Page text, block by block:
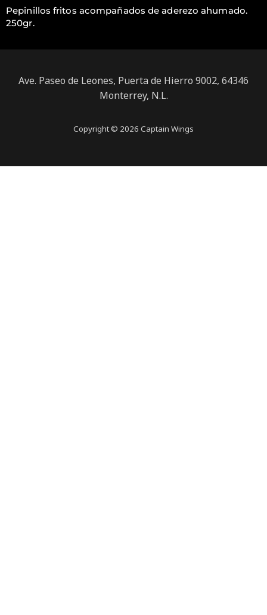
Pepinillos fritos acompañados de aderezo ahumado.
250gr.
Ave. Paseo de Leones, Puerta de Hierro 9002, 64346
Monterrey, N.L.
Copyright © 2026 Captain Wings